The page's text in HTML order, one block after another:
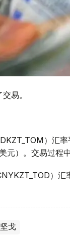
易。
）汇
元）。交易过程
）
坚戈